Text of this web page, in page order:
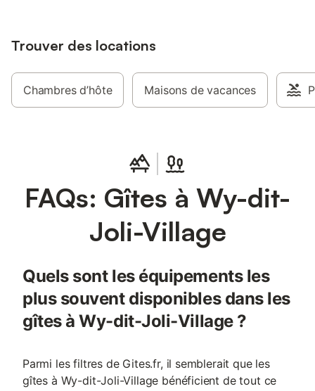
Trouver des locations
Chambres d’hôte Maisons de vacances
FAQs: Gîtes à Wy-dit-
Joli-Village
Quels sont les équipements les
plus souvent disponibles dans les
gîtes à Wy-dit-Joli-Village ?
Parmi les filtres de Gites.fr, il semblerait que les
gîtes à Wy-dit-Joli-Village bénéficient de tout ce